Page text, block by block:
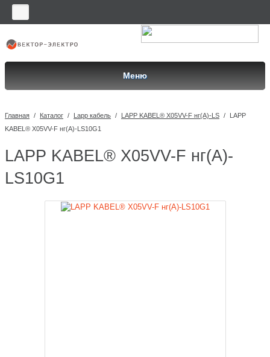
Меню
Главная / Каталог / Lapp кабель / LAPP KABEL® X05VV-F нг(А)-LS /
LAPP
KABEL® X05VV-F нг(А)-LS10G1
LAPP KABEL® X05VV-F нг(А)-
LS10G1